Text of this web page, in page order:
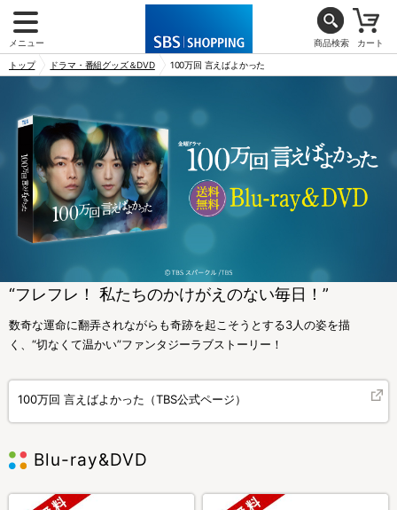
メニュー 商品検索 カート
トップ ドラマ・番組グッズ＆DVD 100万回 言えばよかった
“フレフレ！ 私たちのかけがえのない毎日！”
数奇な運命に翻弄されながらも奇跡を起こそうとする3人の姿を描
く、“切なくて温かい”ファンタジーラブストーリー！
100万回 言えばよかった（TBS公式ページ）
Blu-ray&DVD